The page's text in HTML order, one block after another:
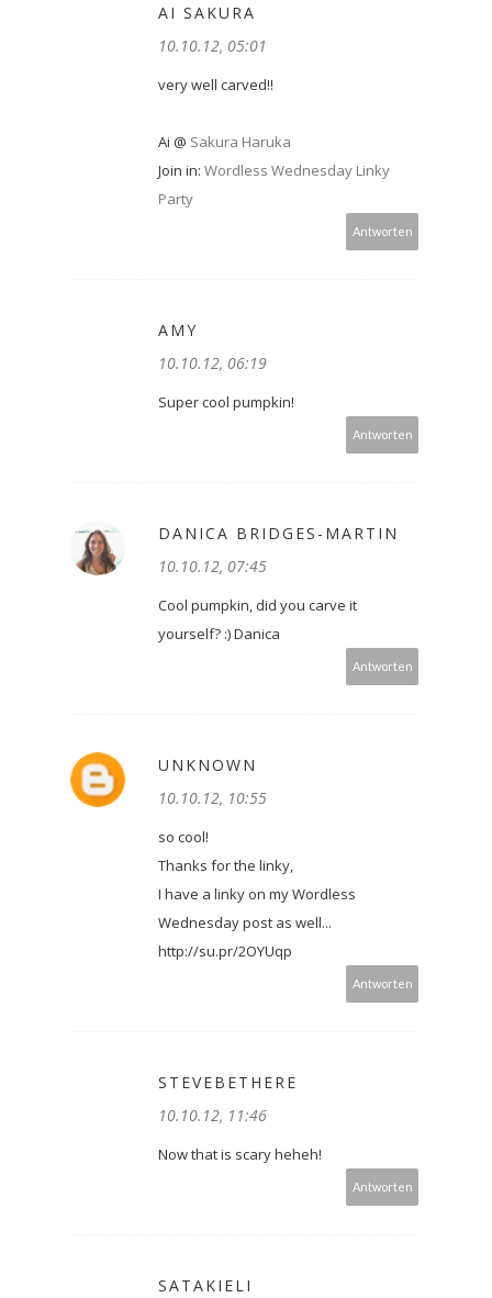
AI SAKURA
10.10.12, 05:01
very well carved!!
Ai @ Sakura Haruka
Join in: Wordless Wednesday Linky
Party
Antworten
AMY
10.10.12, 06:19
Super cool pumpkin!
Antworten
DANICA BRIDGES-MARTIN
10.10.12, 07:45
Cool pumpkin, did you carve it
yourself? :) Danica
Antworten
UNKNOWN
10.10.12, 10:55
so cool!
Thanks for the linky,
I have a linky on my Wordless
Wednesday post as well...
http://su.pr/2OYUqp
Antworten
STEVEBETHERE
10.10.12, 11:46
Now that is scary heheh!
Antworten
SATAKIELI